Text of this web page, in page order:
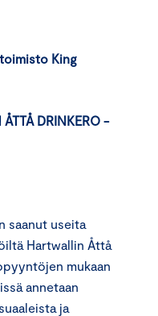
King
DRINKERO -
saanut useita
Hartwallin Åttå
mukaan
annetaan
ja